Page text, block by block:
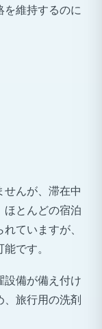
を維持するのに
んが、滞在中
ほとんどの宿泊
ていますが、
です。
設備が備え付け
、旅行用の洗剤